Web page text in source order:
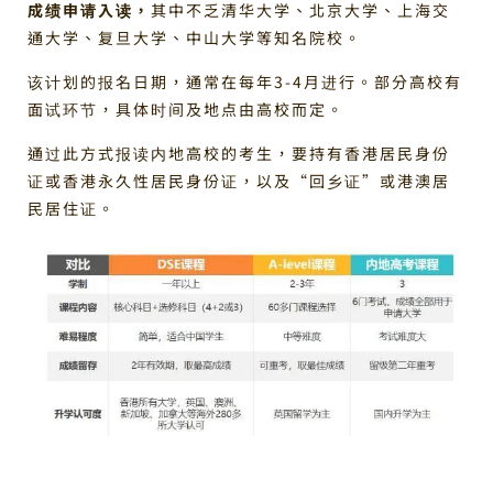
成绩申请入读， 其中不乏清华大学、北京大学、上海交
通大学、复旦大学、中山大学等知名院校。
该计划的报名日期，通常在每年3-4月进行。部分高校有
面试环节，具体时间及地点由高校而定。
通过此方式报读内地高校的考生，要持有香港居民身份
证或香港永久性居民身份证，以及“回乡证”或港澳居
民居住证。